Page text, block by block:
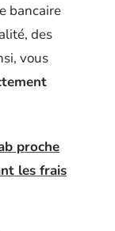
bancaire
des
vous
proche
les frais